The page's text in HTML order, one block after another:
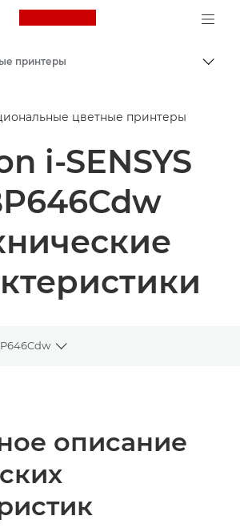
Canon Logo, back to
Продукты и решения для бизнеса
Однофункциональные принтеры - Canon Uzbekistan
принтеры
цветные принтеры
i-SENSYS
Toggle breadcrumbs
описание